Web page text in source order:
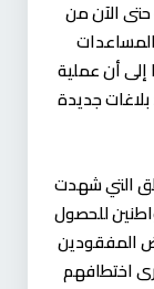
الآن من
المساعدات
إلى أن عملية
جديدة
التي شهدت
للحصول
المفقودين
اختطافهم